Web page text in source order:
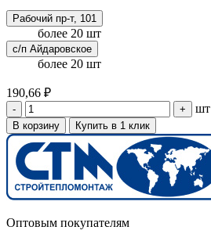
Рабочий пр-т, 101
более 20 шт
с/п Айдаровское
более 20 шт
190,66 ₽
- + шт
В корзину Купить в 1 клик
Оптовым покупателям